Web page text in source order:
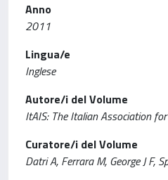
Anno
2011
Lingua/e
Inglese
Autore/i del Volume
ItAIS: The Italian Association
Curatore/i del Volume
Datri A, Ferrara M, George J F,